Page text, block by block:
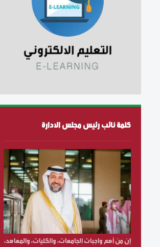
كلمة نائب رئيس مجلس الادارة
إن من أهم واجبات الجامعات، والكليات، والمعاهد،